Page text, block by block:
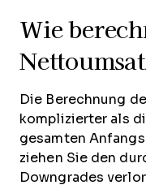
Wie
Die Berechnung
komplizierter als
gesamten
ziehen Sie den
Downgrades